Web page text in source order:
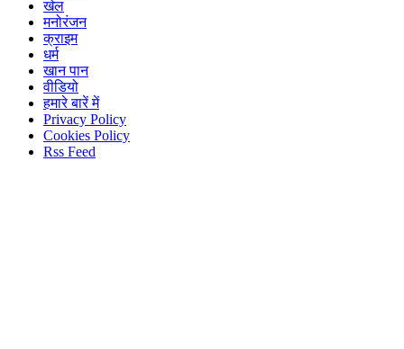
खेल
मनोरंजन
क्राइम
धर्म
खान पान
वीडियो
हमारे बारें में
Privacy Policy
Cookies Policy
Rss Feed